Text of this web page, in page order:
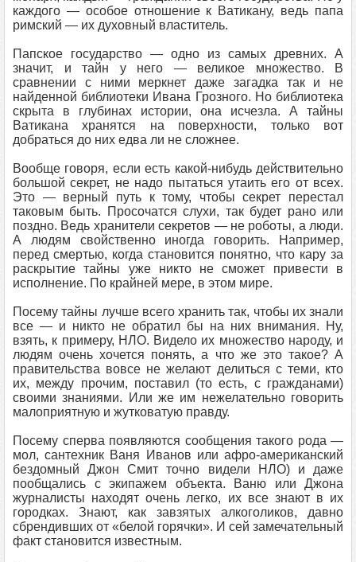
каждого — особое отношение к Ватикану, ведь папа
римский — их духовный властитель.
Папское государство — одно из самых древних. А
значит, и тайн у него — великое множество. В
сравнении с ними меркнет даже загадка так и не
найденной библиотеки Ивана Грозного. Но библиотека
скрыта в глубинах истории, она исчезла. А тайны
Ватикана хранятся на поверхности, только вот
добраться до них едва ли не сложнее.
Вообще говоря, если есть какой-нибудь действительно
большой секрет, не надо пытаться утаить его от всех.
Это — верный путь к тому, чтобы секрет перестал
таковым быть. Просочатся слухи, так будет рано или
поздно. Ведь хранители секретов — не роботы, а люди.
А людям свойственно иногда говорить. Например,
перед смертью, когда становится понятно, что кару за
раскрытие тайны уже никто не сможет привести в
исполнение. По крайней мере, в этом мире.
Посему тайны лучше всего хранить так, чтобы их знали
все — и никто не обратил бы на них внимания. Ну,
взять, к примеру, НЛО. Видело их множество народу, и
людям очень хочется понять, а что же это такое? А
правительства вовсе не желают делиться с теми, кто
их, между прочим, поставил (то есть, с гражданами)
своими знаниями. Или же им нежелательно говорить
малоприятную и жутковатую правду.
Посему сперва появляются сообщения такого рода —
мол, сантехник Ваня Иванов или афро-американский
бездомный Джон Смит точно видели НЛО) и даже
пообщались с экипажем объекта. Ваню или Джона
журналисты находят очень легко, их все знают в их
городках. Знают, как завзятых алкоголиков, давно
сбрендивших от «белой горячки». И сей замечательный
факт становится известным.